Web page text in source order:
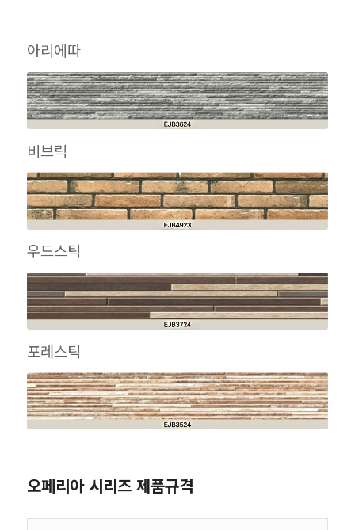
아리에따
비브릭
우드스틱
포레스틱
오페리아 시리즈 제품규격